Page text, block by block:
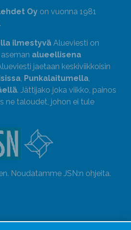
Oy on vuonna 1981
ilmestyvä Alueviesti on
alueellisena
jaetaan keskiviikkoisin
Punkalaitumella
. Jättijako joka viikko, painos
ne taloudet, johon ei tule
Noudatamme JSN:n ohjeita.